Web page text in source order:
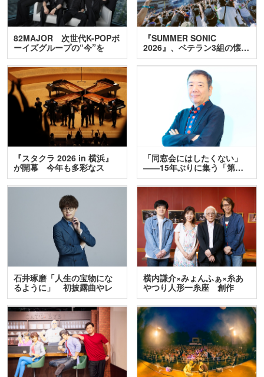
82MAJOR 次世代K-POPボ
ーイズグループの“今”を
訊…
『SUMMER SONIC
2026』、ベテラン3組の懐…
『スタクラ 2026 in 横浜』
が開幕 今年も多彩なス
テ…
「同窓会にはしたくない」
――15年ぶりに集う「第…
石井琢磨「人生の宝物にな
るように」 初披露曲やレ
ア…
横内謙介×みょんふぁ×糸あ
やつり人形一糸座 創作
人…